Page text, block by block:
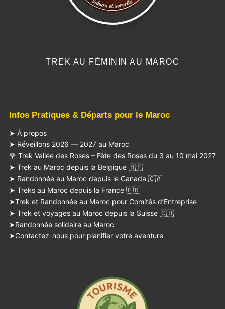
TREK AU FÉMININ AU MAROC
Infos Pratiques & Départs pour le Maroc
➤ À propos
➤ Réveillons 2026 — 2027 au Maroc
🌹 Trek Vallée des Roses – Fête des Roses du 3 au 10 mai 2027
➤ Trek au Maroc depuis la Belgique 🇧🇪
➤ Randonnée au Maroc depuis le Canada 🇨🇦
➤ Treks au Maroc depuis la France 🇫🇷
➤Trek et Randonnée au Maroc pour Comités d’Entreprise
➤ Trek et voyages au Maroc depuis la Suisse 🇨🇭
➤Randonnée solidaire au Maroc
➤Contactez-nous pour planifier votre aventure